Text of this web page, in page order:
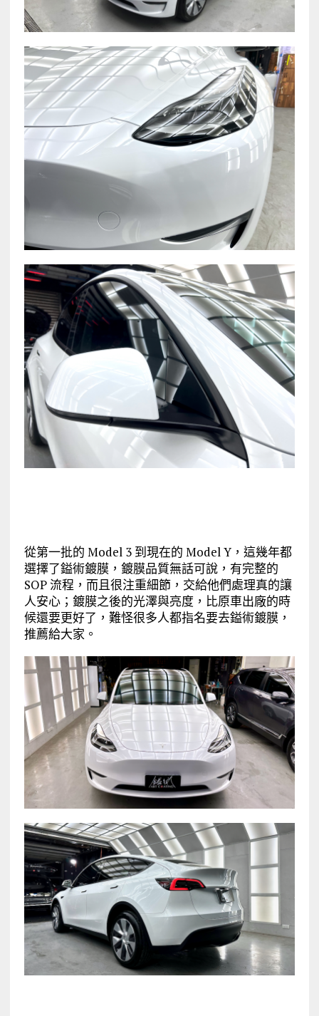
從第一批的 Model 3 到現在的 Model Y，這幾年都
選擇了鎰術鍍膜，鍍膜品質無話可說，有完整的
SOP 流程，而且很注重細節，交給他們處理真的讓
人安心；鍍膜之後的光澤與亮度，比原車出廠的時
候還要更好了，難怪很多人都指名要去鎰術鍍膜，
推薦給大家。